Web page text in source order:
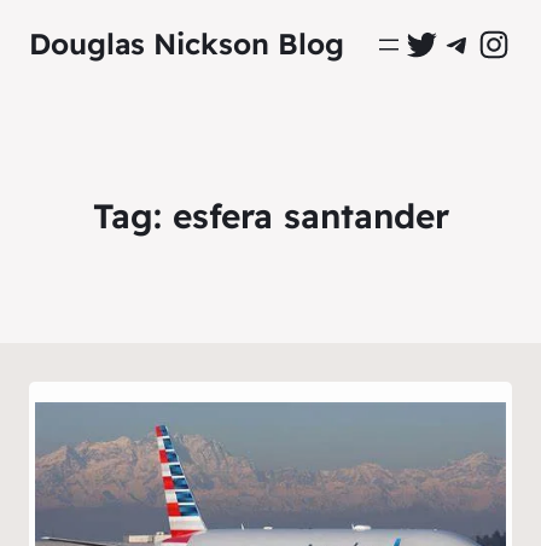
Douglas Nickson Blog Perfil Oficial no Twitter
Grupo Oficial no
Perfil
Tag: esfera santander